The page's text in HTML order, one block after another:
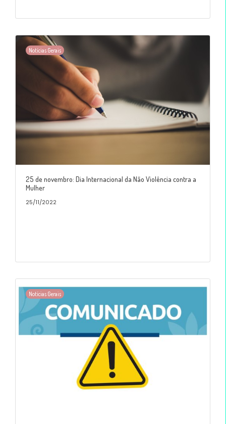
Notícias Gerais
25 de novembro: Dia Internacional da Não Violência contra a
Mulher
25/11/2022
Notícias Gerais